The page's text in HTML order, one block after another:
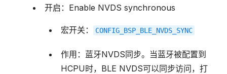
开启：Enable NVDS synchronous
宏开关： CONFIG_BSP_BLE_NVDS_SYNC
作用：蓝牙NVDS同步。当蓝牙被配置到
HCPU时，BLE NVDS可以同步访问，打